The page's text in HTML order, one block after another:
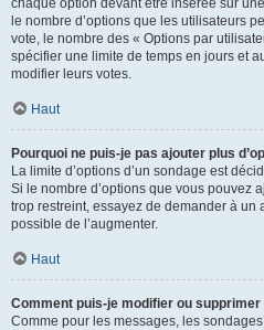
chaque option devant être insérée sur
le nombre d’options que les utilisateurs
vote, le nombre des « Options par
spécifier une limite de temps en jours et
modifier leurs votes.
Haut
Pourquoi ne puis-je pas ajouter plus
La limite d’options d’un sondage est
Si le nombre d’options que vous pouvez
trop restreint, essayez de demander à un
possible de l’augmenter.
Haut
Comment puis-je modifier ou supprimer
Comme pour les messages, les